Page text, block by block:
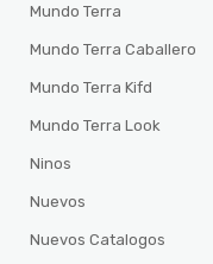
Mundo Terra
Mundo Terra Caballero
Mundo Terra Kifd
Mundo Terra Look
Ninos
Nuevos
Nuevos Catalogos